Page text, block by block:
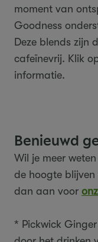
moment van
Goodness
Deze blends zijn
cafeïnevrij. Klik
informatie.
Benieuwd
Wil je meer
de hoogte
dan aan voor
* Pickwick